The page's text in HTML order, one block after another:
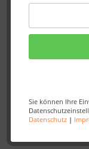
Sie können Ihre
Datenschutz|